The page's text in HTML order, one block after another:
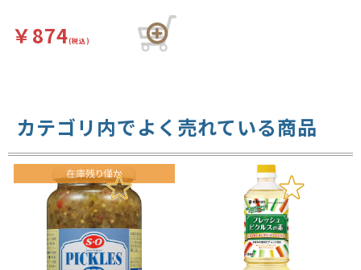
￥874(税込)
カテゴリ内でよく売れている商品